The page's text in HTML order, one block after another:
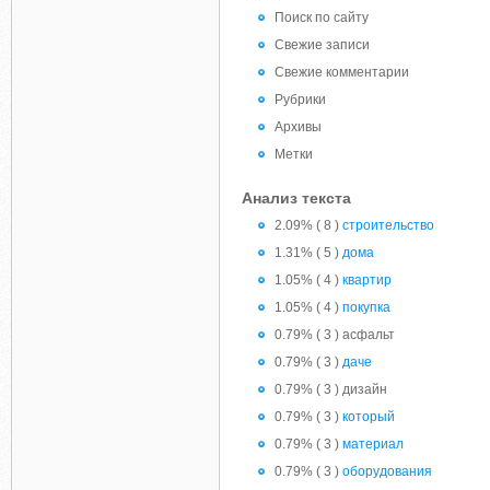
Поиск по сайту
Свежие записи
Свежие комментарии
Рубрики
Архивы
Метки
Анализ текста
2.09% ( 8 ) строительство
1.31% ( 5 ) дома
1.05% ( 4 ) квартир
1.05% ( 4 ) покупка
0.79% ( 3 ) асфальт
0.79% ( 3 ) даче
0.79% ( 3 ) дизайн
0.79% ( 3 ) который
0.79% ( 3 ) материал
0.79% ( 3 ) оборудования